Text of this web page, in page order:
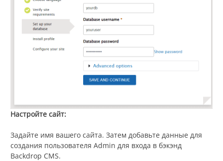
Настройте сайт:
Задайте имя вашего сайта. Затем добавьте данные для
создания пользователя Admin для входа в бэкэнд
Backdrop CMS.